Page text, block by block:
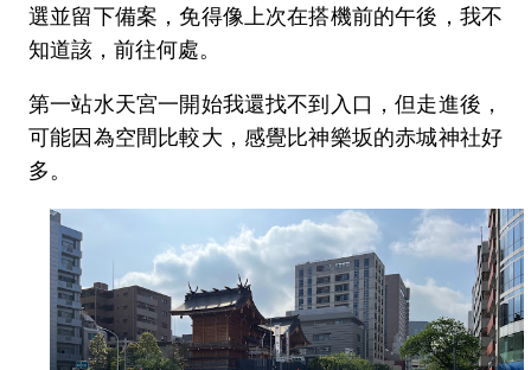
選並留下備案，免得像上次在搭機前的午後，我不
知道該，前往何處。
第一站水天宮一開始我還找不到入口，但走進後，
可能因為空間比較大，感覺比神樂坂的赤城神社好
多。